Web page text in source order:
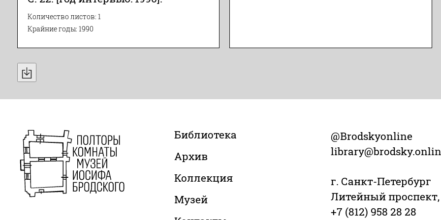
Количество листов: 1
Крайние годы: 1990
Библиотека
Архив
Коллекция
Музей
@Brodskyonline
г. Санкт-Петербург
Литейный проспект,
+7 (812) 958 28 28